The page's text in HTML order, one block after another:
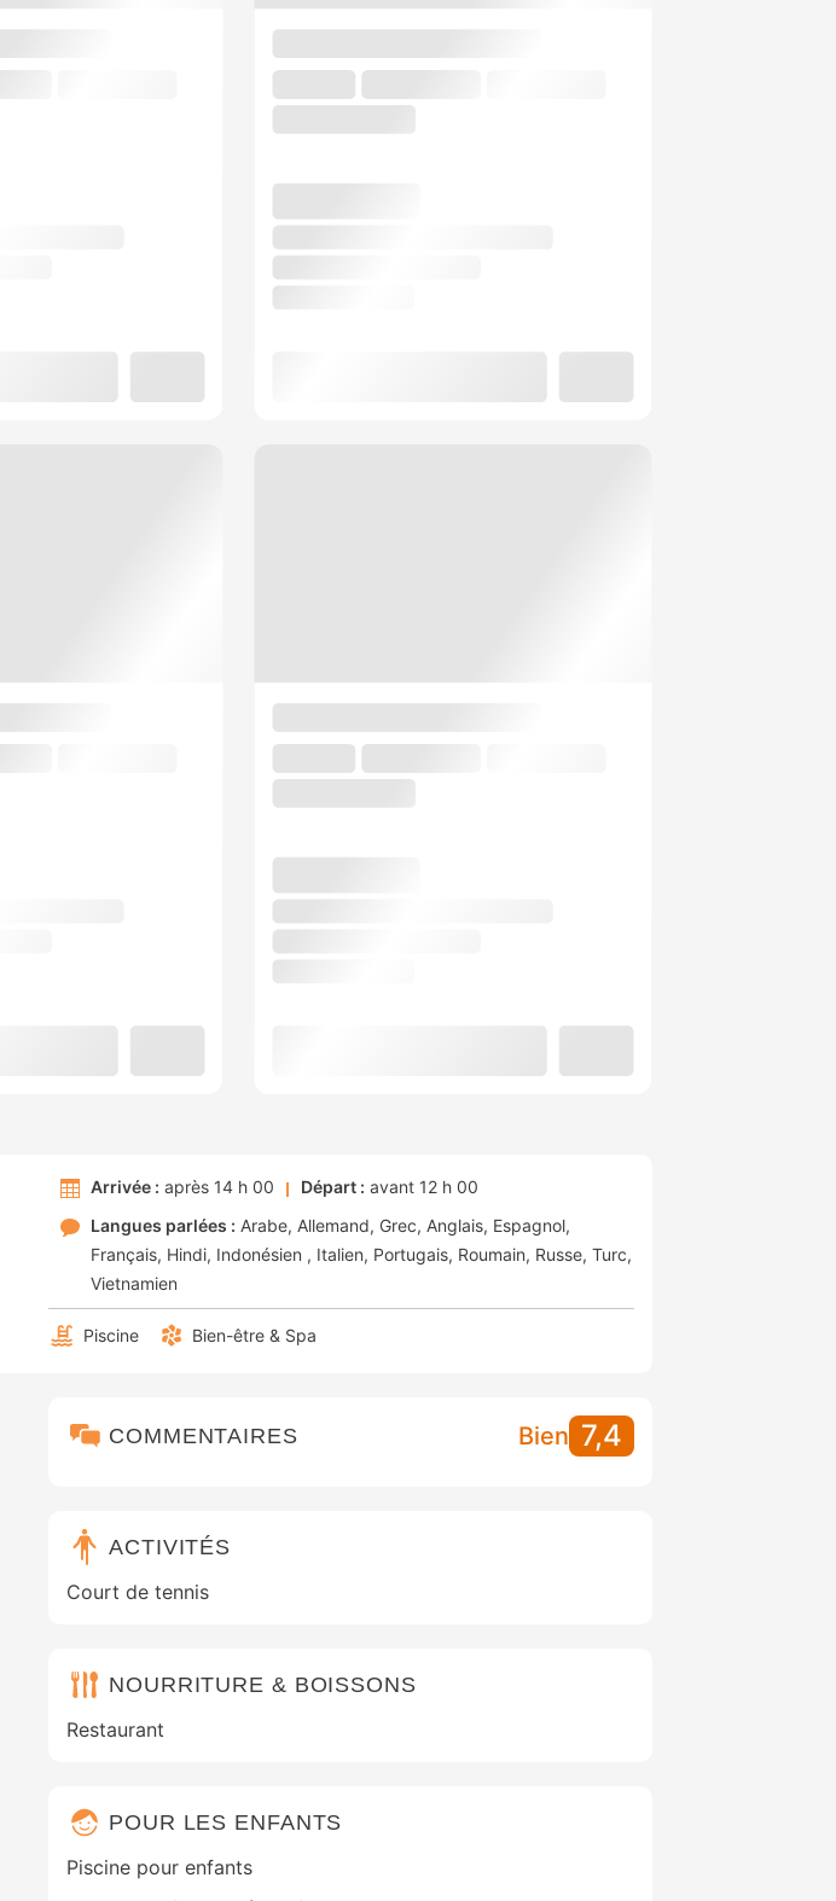
Arrivée : après 14 h 00 Départ : avant 12 h 00
Langues parlées : Arabe Allemand Grec Anglais Espagnol
Français Hindi Indonésien Italien Portugais Roumain Russe Turc
Vietnamien
Piscine Bien-être & Spa
COMMENTAIRES Bien 7,4
ACTIVITÉS
Court de tennis
NOURRITURE & BOISSONS
Restaurant
POUR LES ENFANTS
Piscine pour enfants